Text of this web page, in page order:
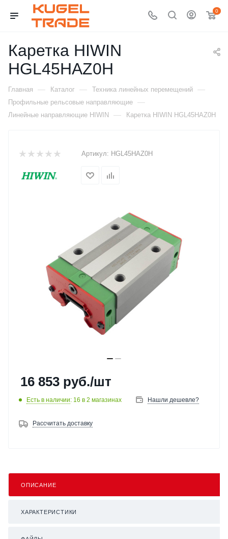
0
Каретка HIWIN
HGL45HAZ0H
Главная — Каталог — Техника линейных перемещений —
Профильные рельсовые направляющие —
Линейные направляющие HIWIN — Каретка HIWIN HGL45HAZ0H
Артикул: HGL45HAZ0H
16 853 руб./шт
Есть в наличии: 16 в 2 магазинах Нашли дешевле?
Рассчитать доставку
ОПИСАНИЕ
ХАРАКТЕРИСТИКИ